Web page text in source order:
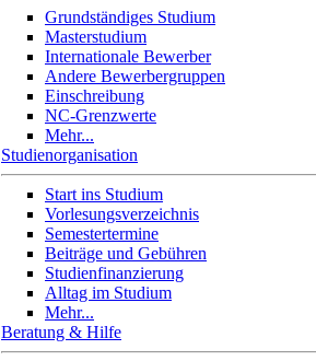
Grundständiges Studium
Masterstudium
Internationale Bewerber
Andere Bewerbergruppen
Einschreibung
NC-Grenzwerte
Mehr...
Studienorganisation
Start ins Studium
Vorlesungsverzeichnis
Semestertermine
Beiträge und Gebühren
Studienfinanzierung
Alltag im Studium
Mehr...
Beratung & Hilfe